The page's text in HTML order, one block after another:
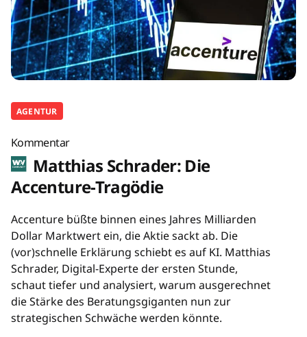
AGENTUR
Kommentar
Matthias Schrader: Die
Accenture-Tragödie
Accenture büßte binnen eines Jahres Milliarden
Dollar Marktwert ein, die Aktie sackt ab. Die
(vor)schnelle Erklärung schiebt es auf KI. Matthias
Schrader, Digital-Experte der ersten Stunde,
schaut tiefer und analysiert, warum ausgerechnet
die Stärke des Beratungsgiganten nun zur
strategischen Schwäche werden könnte.